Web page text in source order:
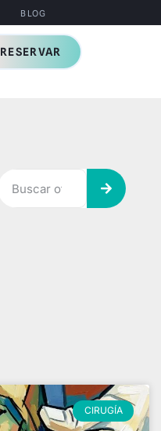
BLOG
RESERVAR
CIRUGÍA